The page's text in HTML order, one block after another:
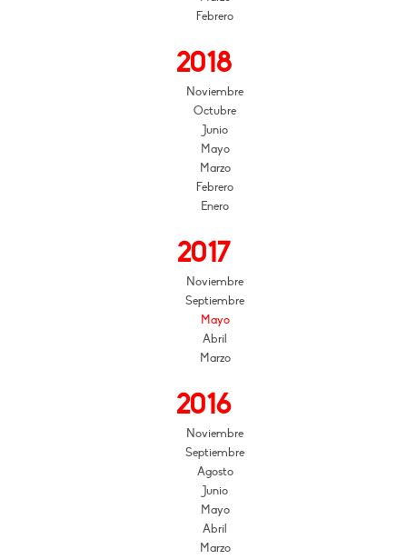
Febrero
2018
Noviembre
Octubre
Junio
Mayo
Marzo
Febrero
Enero
2017
Noviembre
Septiembre
Mayo
Abril
Marzo
2016
Noviembre
Septiembre
Agosto
Junio
Mayo
Abril
Marzo